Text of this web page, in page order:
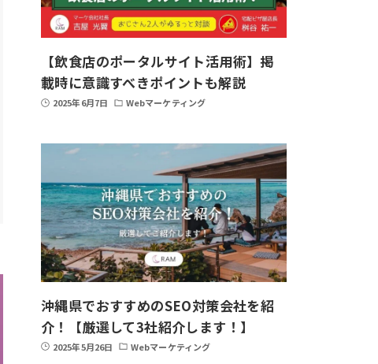
【飲食店のポータルサイト活用術】掲
載時に意識すべきポイントも解説
2025年6月7日 Webマーケティング
沖縄県でおすすめのSEO対策会社を紹
介！【厳選して3社紹介します！】
2025年5月26日 Webマーケティング